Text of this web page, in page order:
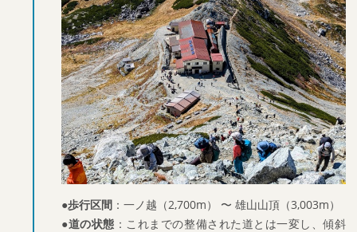
●歩行区間 ：一ノ越（2,700m） 〜 雄山山頂（3,003m）
●道の状態 ：これまでの整備された道とは一変し、傾斜